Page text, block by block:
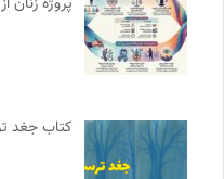
کتاب جغد